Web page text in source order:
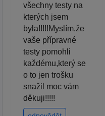
všechny testy na
kterých jsem
byla!!!!!Myslím,že
vaše přípravné
testy pomohli
každému,který se
o to jen trošku
snažil moc vám
děkuji!!!!!